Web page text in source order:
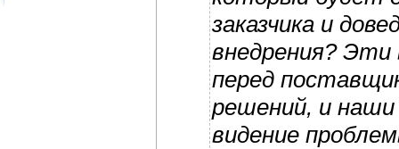
заказчика и
внедрения?
перед
решений, и
видение